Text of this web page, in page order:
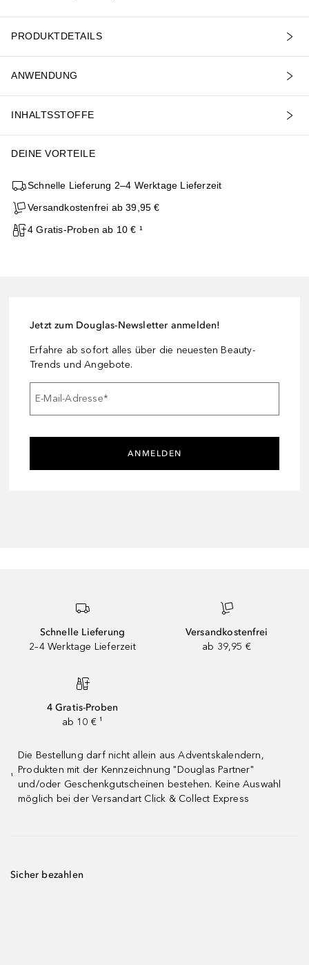
PRODUKTDETAILS
ANWENDUNG
INHALTSSTOFFE
DEINE VORTEILE
Schnelle Lieferung 2–4 Werktage Lieferzeit
Versandkostenfrei ab 39,95 €
4 Gratis-Proben ab 10 € ¹
Jetzt zum Douglas-Newsletter anmelden!
Erfahre ab sofort alles über die neuesten Beauty-
Trends und Angebote.
E-Mail-Adresse*
ANMELDEN
Schnelle Lieferung
2–4 Werktage Lieferzeit
Versandkostenfrei
ab 39,95 €
4 Gratis-Proben
ab 10 € ¹
¹
Die Bestellung darf nicht allein aus Adventskalendern,
Produkten mit der Kennzeichnung "Douglas Partner"
und/oder Geschenkgutscheinen bestehen. Keine Auswahl
möglich bei der Versandart Click & Collect Express
Sicher bezahlen